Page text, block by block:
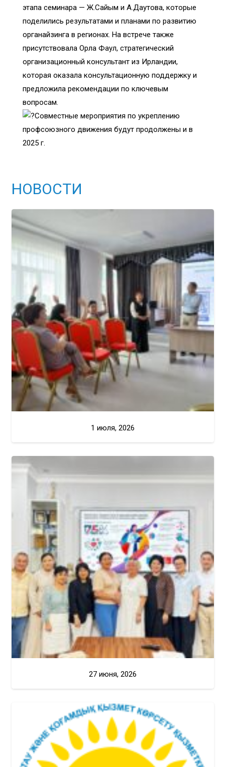
этапа семинара — Ж.Сайым и А.Даутова, которые
поделились результатами и планами по развитию
органайзинга в регионах. На встрече также
присутствовала Орла Фаул, стратегический
организационный консультант из Ирландии,
которая оказала консультационную поддержку и
предложила рекомендации по ключевым
вопросам.
Совместные мероприятия по укреплению
профсоюзного движения будут продолжены и в
2025 г.
НОВОСТИ
1 июля, 2026
27 июня, 2026